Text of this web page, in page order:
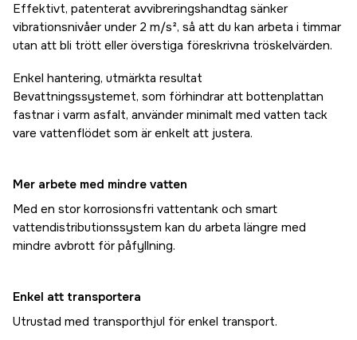
Effektivt, patenterat avvibreringshandtag sänker
vibrationsnivåer under 2 m/s², så att du kan arbeta i timmar
utan att bli trött eller överstiga föreskrivna tröskelvärden.
Enkel hantering, utmärkta resultat
Bevattningssystemet, som förhindrar att bottenplattan
fastnar i varm asfalt, använder minimalt med vatten tack
vare vattenflödet som är enkelt att justera.
Mer arbete med mindre vatten
Med en stor korrosionsfri vattentank och smart
vattendistributionssystem kan du arbeta längre med
mindre avbrott för påfyllning.
Enkel att transportera
Utrustad med transporthjul för enkel transport.